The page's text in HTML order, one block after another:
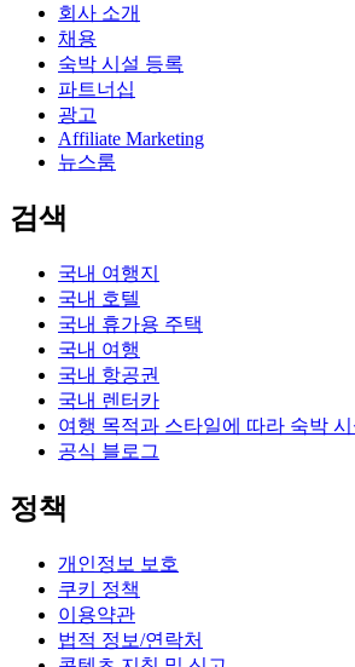
회사 소개
채용
숙박 시설 등록
파트너십
광고
Affiliate Marketing
뉴스룸
검색
국내 여행지
국내 호텔
국내 휴가용 주택
국내 여행
국내 항공권
국내 렌터카
여행 목적과 스타일에 따라 숙박
공식 블로그
정책
개인정보 보호
쿠키 정책
이용약관
법적 정보/연락처